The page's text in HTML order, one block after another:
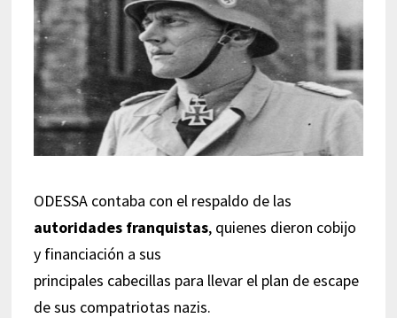
ODESSA contaba con el respaldo de las
autoridades franquistas, quienes dieron cobijo
y financiación a sus
principales cabecillas para llevar el plan de escape
de sus compatriotas nazis.